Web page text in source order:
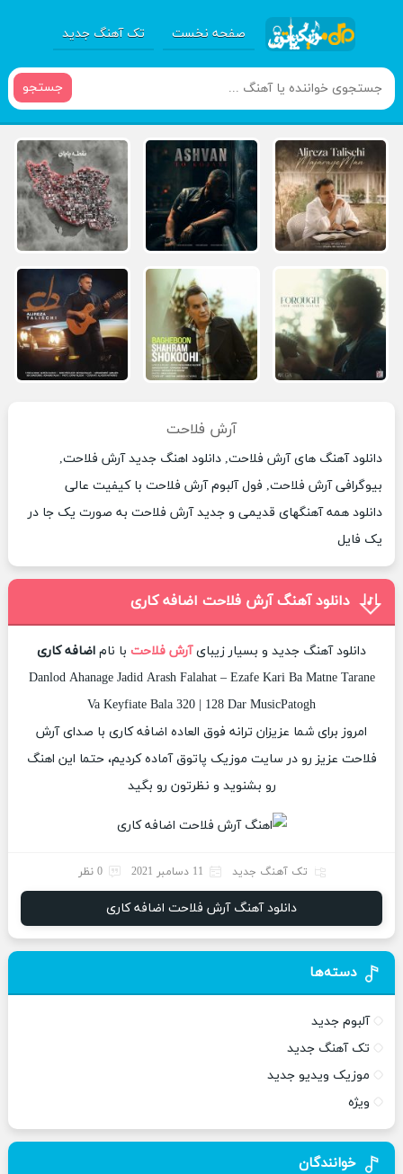
صفحه نخست تک آهنگ جدید
جستجو
آرش فلاحت
دانلود آهنگ های آرش فلاحت, دانلود اهنگ جدید آرش فلاحت,
بیوگرافی آرش فلاحت, فول آلبوم آرش فلاحت با کیفیت عالی
دانلود همه آهنگهای قدیمی و جدید آرش فلاحت به صورت یک جا در
یک فایل
دانلود آهنگ آرش فلاحت اضافه کاری
دانلود آهنگ جدید و بسیار زیبایآرش فلاحت با نام اضافه کاری
Danlod Ahanage Jadid Arash Falahat – Ezafe Kari Ba Matne Tarane
Va Keyfiate Bala 320 | 128 Dar MusicPatogh
امروز برای شما عزیزان ترانه فوق العاده اضافه کاری با صدای آرش
فلاحت عزیز رو در سایت موزیک پاتوق آماده کردیم، حتما این اهنگ
رو بشنوید و نظرتون رو بگید
تک آهنگ جدید 11 دسامبر 2021 0 نظر
دانلود آهنگ آرش فلاحت اضافه کاری
دسته‌ها
آلبوم جدید
تک آهنگ جدید
موزیک ویدیو جدید
ویژه
خوانندگان